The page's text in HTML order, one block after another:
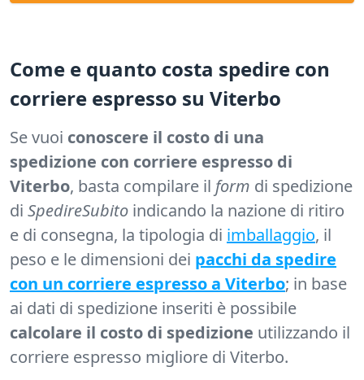
Come e quanto costa spedire con
corriere espresso su Viterbo
Se vuoi conoscere il costo di una
spedizione con corriere espresso di
Viterbo, basta compilare il form di spedizione
di SpedireSubito indicando la nazione di ritiro
e di consegna, la tipologia di imballaggio, il
peso e le dimensioni dei pacchi da spedire
con un corriere espresso a Viterbo; in base
ai dati di spedizione inseriti è possibile
calcolare il costo di spedizione utilizzando il
corriere espresso migliore di Viterbo.